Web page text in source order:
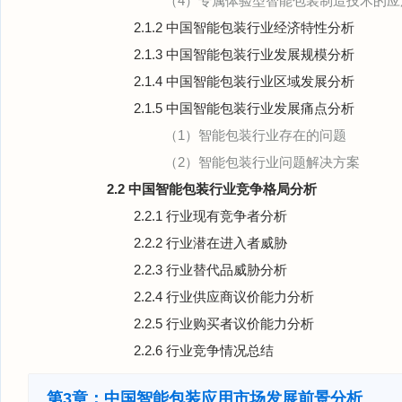
2.1.2 中国智能包装行业经济特性分析
2.1.3 中国智能包装行业发展规模分析
2.1.4 中国智能包装行业区域发展分析
2.1.5 中国智能包装行业发展痛点分析
（1）智能包装行业存在的问题
（2）智能包装行业问题解决方案
2.2 中国智能包装行业竞争格局分析
2.2.1 行业现有竞争者分析
2.2.2 行业潜在进入者威胁
2.2.3 行业替代品威胁分析
2.2.4 行业供应商议价能力分析
2.2.5 行业购买者议价能力分析
2.2.6 行业竞争情况总结
第3章：中国智能包装应用市场发展前景分析